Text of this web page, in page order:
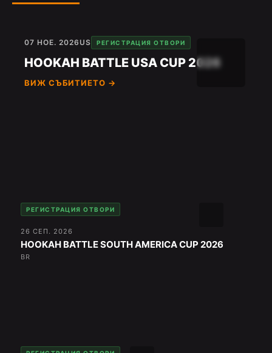
07 НОЕ. 2026 US РЕГИСТРАЦИЯ ОТВОРИ
HOOKAH BATTLE USA CUP 2026
ВИЖ СЪБИТИЕТО →
РЕГИСТРАЦИЯ ОТВОРИ
26 СЕП. 2026
HOOKAH BATTLE SOUTH AMERICA CUP 2026
BR